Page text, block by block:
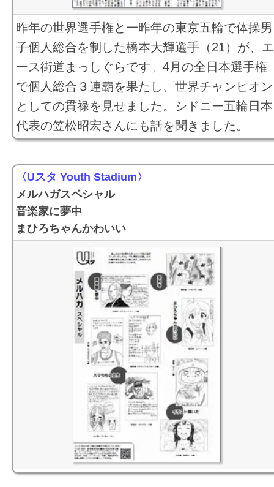
昨年の世界選手権と一昨年の東京五輪で体操男
子個人総合を制した橋本大輝選手（21）が、エ
ース街道まっしぐらです。4月の全日本選手権
で個人総合３連覇を果たし、世界チャンピオン
としての貫禄を見せました。シドニー五輪日本
代表の笠松昭宏さんにも話を聞きました。
〈Uスタ Youth Stadium〉
メルハガスペシャル
音楽家に夢中
まひろちゃんかわいい